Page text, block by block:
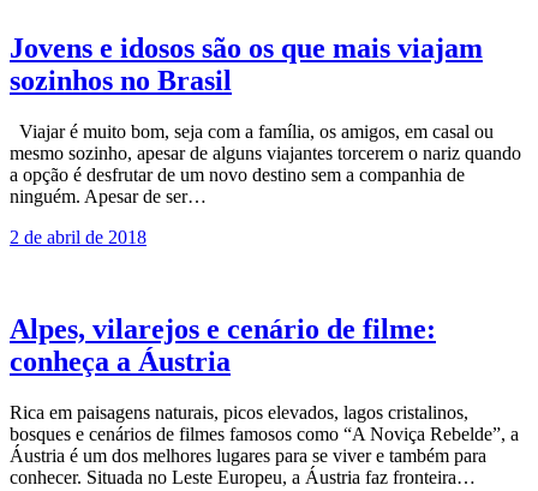
Jovens e idosos são os que mais viajam
sozinhos no Brasil
Viajar é muito bom, seja com a família, os amigos, em casal ou
mesmo sozinho, apesar de alguns viajantes torcerem o nariz quando
a opção é desfrutar de um novo destino sem a companhia de
ninguém. Apesar de ser…
2 de abril de 2018
Alpes, vilarejos e cenário de filme:
conheça a Áustria
Rica em paisagens naturais, picos elevados, lagos cristalinos,
bosques e cenários de filmes famosos como “A Noviça Rebelde”, a
Áustria é um dos melhores lugares para se viver e também para
conhecer. Situada no Leste Europeu, a Áustria faz fronteira…